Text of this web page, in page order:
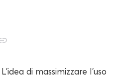
di massimizzare l'uso